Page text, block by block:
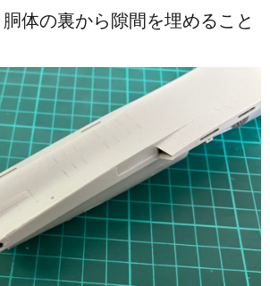
体の裏から隙間を埋めること